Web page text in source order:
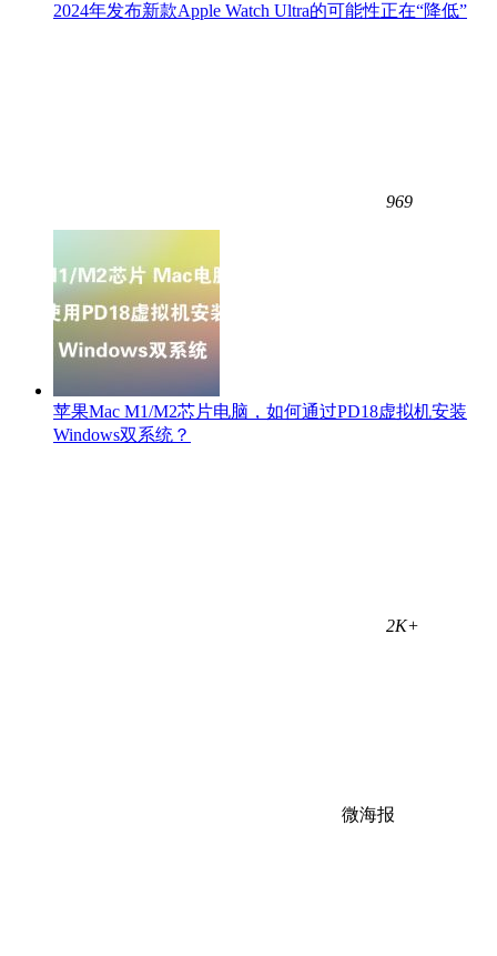
2024年发布新款Apple Watch Ultra的可能性正在“降低”
969
苹果Mac M1/M2芯片电脑，如何通过PD18虚拟机安装
Windows双系统？
2K+
微海报